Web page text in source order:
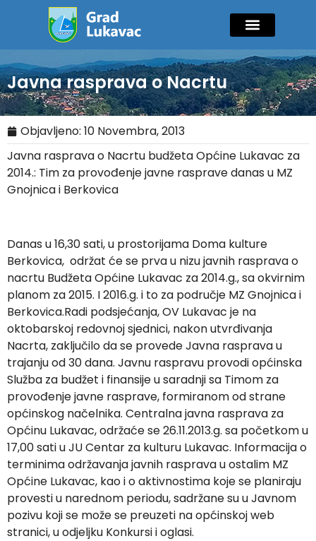
Javna rasprava o Nacrtu
Objavljeno: 10 Novembra, 2013
Javna rasprava o Nacrtu budžeta Općine Lukavac za
2014.: Tim za provođenje javne rasprave danas u MZ
Gnojnica i Berkovica
Danas u 16,30 sati, u prostorijama Doma kulture
Berkovica, održat će se prva u nizu javnih rasprava o
nacrtu Budžeta Općine Lukavac za 2014.g., sa okvirnim
planom za 2015. I 2016.g. i to za područje MZ Gnojnica i
Berkovica.Radi podsjećanja, OV Lukavac je na
oktobarskoj redovnoj sjednici, nakon utvrđivanja
Nacrta, zaključilo da se provede Javna rasprava u
trajanju od 30 dana. Javnu raspravu provodi općinska
Služba za budžet i finansije u saradnji sa Timom za
provođenje javne rasprave, formiranom od strane
općinskog načelnika. Centralna javna rasprava za
Općinu Lukavac, održaće se 26.11.2013.g. sa početkom u
17,00 sati u JU Centar za kulturu Lukavac. Informacija o
terminima održavanja javnih rasprava u ostalim MZ
Općine Lukavac, kao i o aktivnostima koje se planiraju
provesti u narednom periodu, sadržane su u Javnom
pozivu koji se može se preuzeti na općinskoj web
stranici, u odjeljku Konkursi i oglasi.